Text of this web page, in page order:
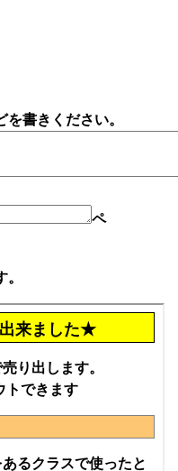
書きください。
ペ